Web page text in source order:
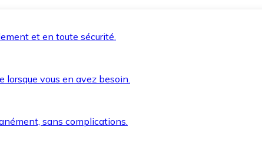
et en toute sécurité.
vous en avez besoin.
sans complications.